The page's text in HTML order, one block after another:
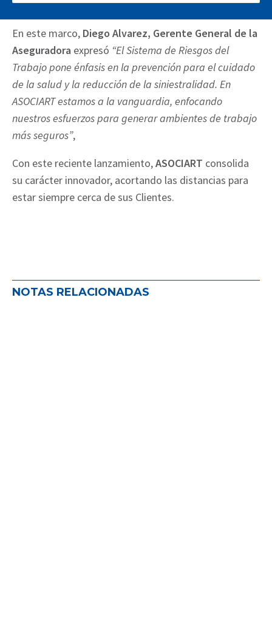
reuniones que actualmente están imposibilitados.
En este marco, Diego Alvarez, Gerente General de la
Aseguradora expresó “El Sistema de Riesgos del
Trabajo pone énfasis en la prevención para el cuidado
de la salud y la reducción de la siniestralidad. En
ASOCIART estamos a la vanguardia, enfocando
nuestros esfuerzos para generar ambientes de trabajo
más seguros”,
Con este reciente lanzamiento,ASOCIART consolida
su carácter innovador, acortando las distancias para
estar siempre cerca de sus Clientes.
NOTAS RELACIONADAS